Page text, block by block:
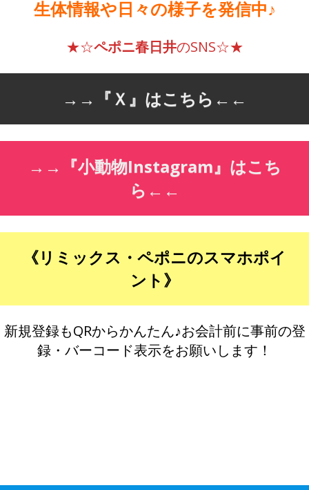
生体情報や日々の様子を発信中♪
★☆ペポニ春日井のSNS☆★
→→ 『Ｘ』はこちら ←←
→→ 『小動物Instagram』はこち
ら ←←
《リミックス・ペポニのスマホポイ
ント》
新規登録もQRからかんたん♪お会計前に事前の登
録・バーコード表示をお願いします！